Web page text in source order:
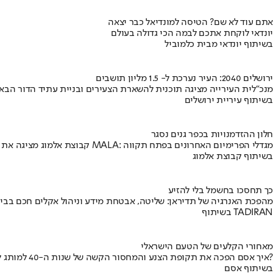
אתם עוד לא שם? הטיסה למונדיאל כבר יצאה
יונדאי לוקחת אתכם לבמה הכי גדולה בעולם
בשיתוף יונדאי מבית כלמוביל
ירושלים 2040: העיר נערכת ל- 1.5 מליון תושבים
מנכ"לית העירייה מציגה תוכנית להשארת הצעירים ובניית עתיד הדור
בשיתוף עיריית ירושלים
חלון ההזדמנויות בכפר גנים נסגר
קבוצת אלמוג מציגה את פרויקט MALA: מגדלי הפרימיום האחרונים בפתח תקווה
בשיתוף קבוצת אלמוג
כך תחסכו בחשמל בלי להזיע
מהפכת האנרגיה של תדיראן: שליטה, אבטחת מידע וניהול אקלים חכם
בשיתוף TADIRAN
מאחורי הקלעים של הטעם הישראלי
איך אסם הפכה את תקופת הצנע והמחסור הקשה של שנות ה-40 למותג לאומי?
בשיתוף אסם